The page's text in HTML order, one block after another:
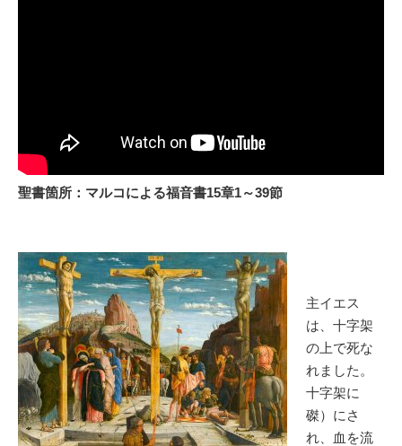
聖書箇所：マルコによる福音書15章1～39節
主イエス
は、十字架
の上で死な
れました。
十字架に
磔）にさ
れ、血を流